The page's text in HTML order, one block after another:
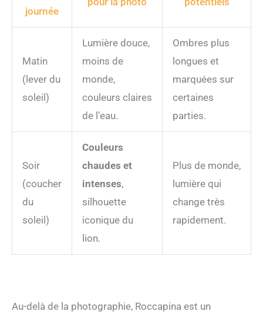
journée
Matin
(lever du
soleil)
Lumière douce,
moins de
monde,
couleurs claires
de l’eau.
Ombres plus
longues et
marquées sur
certaines
parties.
Soir
(coucher
du
soleil)
Couleurs
chaudes et
intenses,
silhouette
iconique du
lion.
Plus de monde,
lumière qui
change très
rapidement.
Au-delà de la photographie, Roccapina est un